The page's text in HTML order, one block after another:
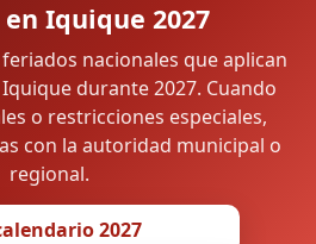
Iquique 2027
nacionales que aplican
durante 2027. Cuando
o restricciones especiales,
con la autoridad municipal o
regional.
2027